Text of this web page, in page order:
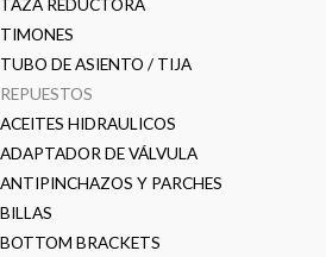
TIMONES
TUBO DE ASIENTO / TIJA
REPUESTOS
ACEITES HIDRAULICOS
ADAPTADOR DE VÁLVULA
ANTIPINCHAZOS Y PARCHES
BILLAS
BOTTOM BRACKETS